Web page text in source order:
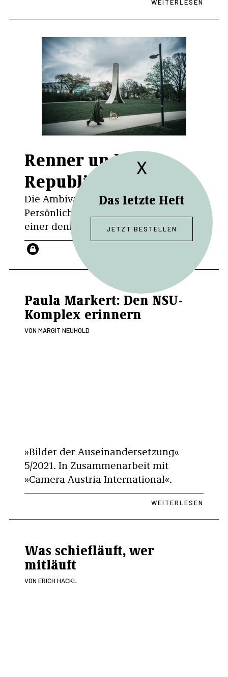
WEITERLESEN
Renner und die
Republiken
Die Ambivalenz der politischen
Persönlichkeit Karl Renner lädt zu
einer denkmalkundl...
Paula Markert: Den NSU-
Komplex erinnern
VON MARGIT NEUHOLD
»Bilder der Auseinandersetzung«
5/2021. In Zusammenarbeit mit
»Camera Austria International«.
WEITERLESEN
Was schiefläuft, wer
mitläuft
VON ERICH HACKL
X
Das letzte Heft
JETZT BESTELLEN